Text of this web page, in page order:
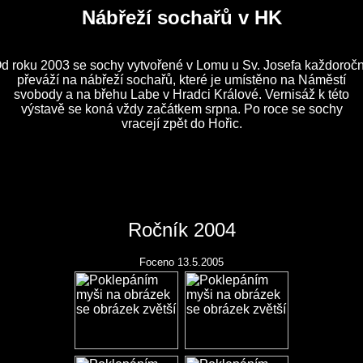
Nábřeží sochařů v HK
roku 2003 se sochy vytvořené v Lomu u Sv. Josefa
převáží na nábřeží sochařů, které je umístěno na Náměstí
svobody a na břehu Labe v Hradci Králové. Vernisáž k této
výstavě se koná vždy začátkem srpna. Po roce se sochy
vracejí zpět do Hořic.
Ročník 2004
Foceno 13.5.2005